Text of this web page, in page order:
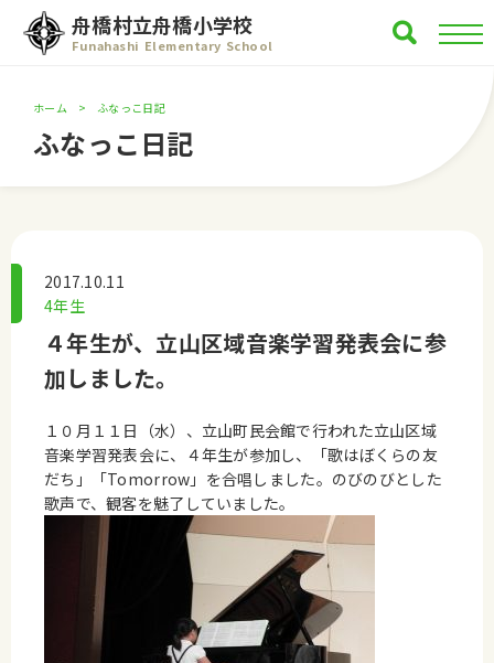
舟橋村立舟橋小学校
Funahashi Elementary School
ホーム ふなっこ日記
ふなっこ日記
2017.10.11
4年生
４年生が、立山区域音楽学習発表会に参
加しました。
１０月１１日（水）、立山町民会館で行われた立山区域
音楽学習発表会に、４年生が参加し、「歌はぼくらの友
だち」「Tomorrow」を合唱しました。のびのびとした
歌声で、観客を魅了していました。